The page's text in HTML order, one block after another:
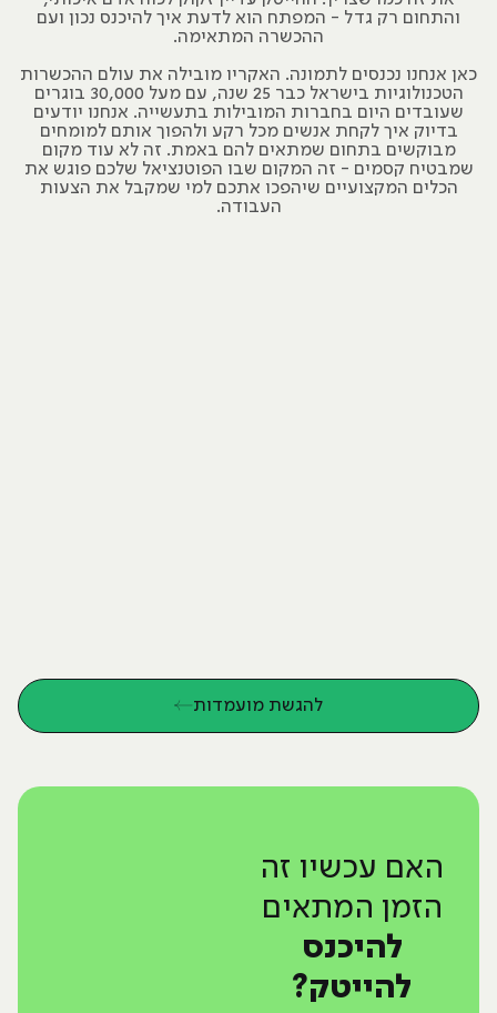
להגשת מועמדות
והתחום רק גדל - המפתח הוא לדעת איך להיכנס נכון ועם
ההכשרה המתאימה.
כאן אנחנו נכנסים לתמונה. האקריו מובילה את עולם ההכשרות
הטכנולוגיות בישראל כבר 25 שנה, עם מעל 30,000 בוגרים
שעובדים היום בחברות המובילות בתעשייה. אנחנו יודעים
בדיוק איך לקחת אנשים מכל רקע ולהפוך אותם למומחים
מבוקשים בתחום שמתאים להם באמת. זה לא עוד מקום
שמבטיח קסמים - זה המקום שבו הפוטנציאל שלכם פוגש את
הכלים המקצועיים שיהפכו אתכם למי שמקבל את הצעות
העבודה.
האם עכשיו זה
הזמן המתאים
להיכנס
להייטק?